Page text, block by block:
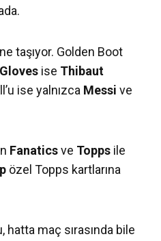
taşıyor. Golden Boot
ise Thibaut
ise yalnızca Messi ve
Fanaticsve Topps ile
özel Topps kartlarına
maç sırasında bile